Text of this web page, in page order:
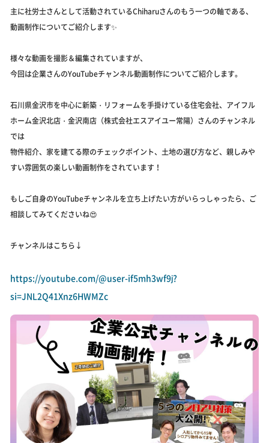
主に社労士さんとして活動されているChiharuさんのもう一つの軸である、
動画制作についてご紹介します✨
様々な動画を撮影＆編集されていますが、
今回は企業さんのYouTubeチャンネル動画制作についてご紹介します。
石川県金沢市を中心に新築・リフォームを手掛けている住宅会社、アイフル
ホーム金沢北店・金沢南店（株式会社エスアイユー常陽）さんのチャンネル
では
物件紹介、家を建てる際のチェックポイント、土地の選び方など、親しみや
すい雰囲気の楽しい動画制作をされています！
もしご自身のYouTubeチャンネルを立ち上げたい方がいらっしゃったら、ご
相談してみてくださいね😍
チャンネルはこちら↓
https://youtube.com/@user-if5mh3wf9j?
si=JNL2Q41Xnz6HWMZc